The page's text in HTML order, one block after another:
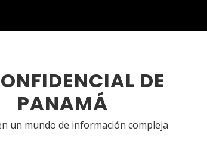
DE
PANAMÁ
un mundo de información compleja